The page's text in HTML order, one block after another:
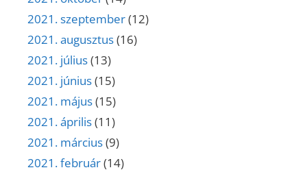
2021. szeptember(12)
2021. augusztus(16)
2021. július(13)
2021. június(15)
2021. május(15)
2021. április(11)
2021. március(9)
2021. február(14)